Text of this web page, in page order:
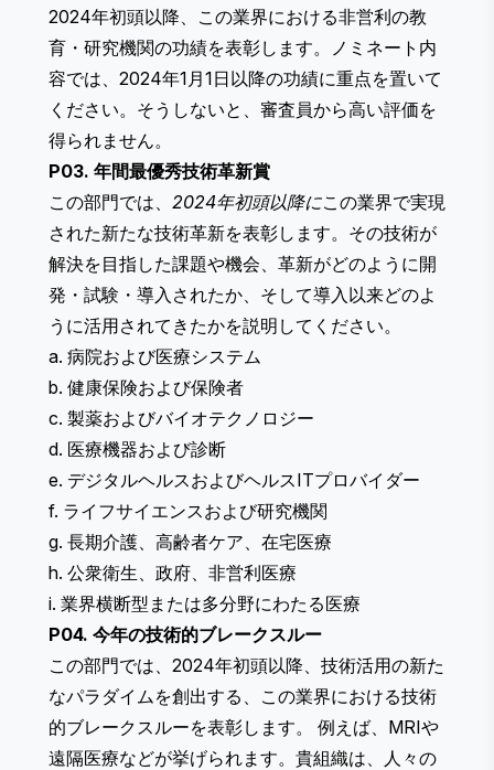
2024年初頭以降、この業界における非営利の教
育・研究機関の功績を表彰します。ノミネート内
容では、2024年1月1日以降の功績に重点を置いて
ください。そうしないと、審査員から高い評価を
得られません。
P03. 年間最優秀技術革新賞
この部門では、 2024年初頭以降にこの業界で実現
された新たな技術革新を表彰します。その技術が
解決を目指した課題や機会、革新がどのように開
発・試験・導入されたか、そして導入以来どのよ
うに活用されてきたかを説明してください。
a. 病院および医療システム
b. 健康保険および保険者
c. 製薬およびバイオテクノロジー
d. 医療機器および診断
e. デジタルヘルスおよびヘルスITプロバイダー
f. ライフサイエンスおよび研究機関
g. 長期介護、高齢者ケア、在宅医療
h. 公衆衛生、政府、非営利医療
i. 業界横断型または多分野にわたる医療
P04. 今年の技術的ブレークスルー
この部門では、2024年初頭以降、技術活用の新た
なパラダイムを創出する、この業界における技術
的ブレークスルーを表彰します。 例えば、MRIや
遠隔医療などが挙げられます。貴組織は、人々の